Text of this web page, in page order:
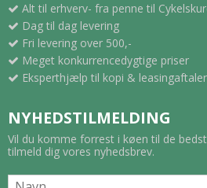
Alt til erhverv- fra penne til
Dag til dag levering
Fri levering over 500,-
Meget konkurrencedygtige priser
Eksperthjælp til kopi & leasingaftaler
NYHEDSTILMELDING
Vil du komme forrest i køen til de
tilmeld dig vores nyhedsbrev.